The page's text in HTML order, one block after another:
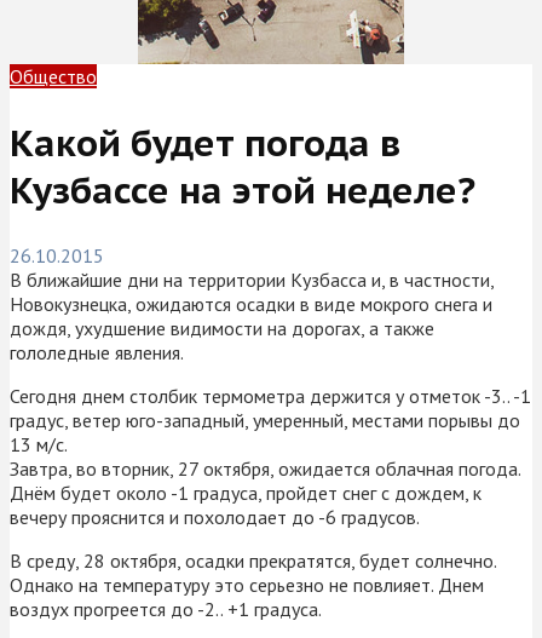
Общество
Какой будет погода в
Кузбассе на этой неделе?
26.10.2015
В ближайшие дни на территории Кузбасса и, в частности,
Новокузнецка, ожидаются осадки в виде мокрого снега и
дождя, ухудшение видимости на дорогах, а также
гололедные явления.
Сегодня днем столбик термометра держится у отметок -3.. -1
градус, ветер юго-западный, умеренный, местами порывы до
13 м/с.
Завтра, во вторник, 27 октября, ожидается облачная погода.
Днём будет около -1 градуса, пройдет снег с дождем, к
вечеру прояснится и похолодает до -6 градусов.
В среду, 28 октября, осадки прекратятся, будет солнечно.
Однако на температуру это серьезно не повлияет. Днем
воздух прогреется до -2.. +1 градуса.